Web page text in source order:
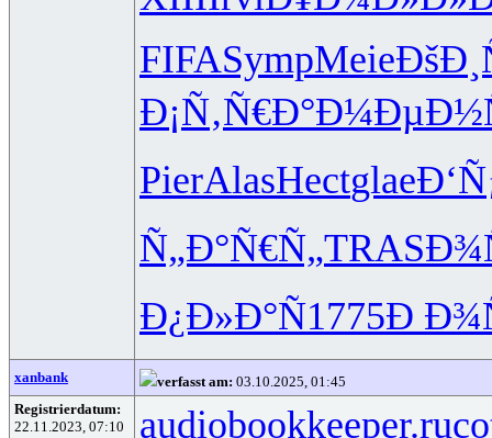
FIFASympMeie
Ð¡Ñ‚Ñ€Ð°
PierAlasHectglae
Ñ„Ð°Ñ€Ñ„TRAS
Ð¿Ð»Ð°Ñ1775Ð
xanbank verfasst am: 03.10.2025, 01:45
Registrierdatum:
22.11.2023, 07:10
audiobookkeeper.ru